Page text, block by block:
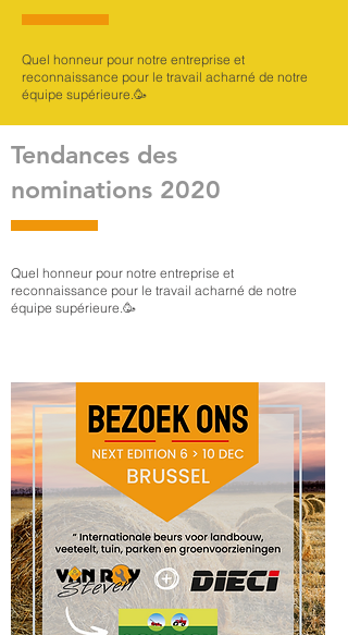
Quel honneur pour notre entreprise et
reconnaissance pour le travail acharné de notre
équipe supérieure.🥳
Tendances des
nominations 2020
Quel honneur pour notre entreprise et
reconnaissance pour le travail acharné de notre
équipe supérieure.🥳